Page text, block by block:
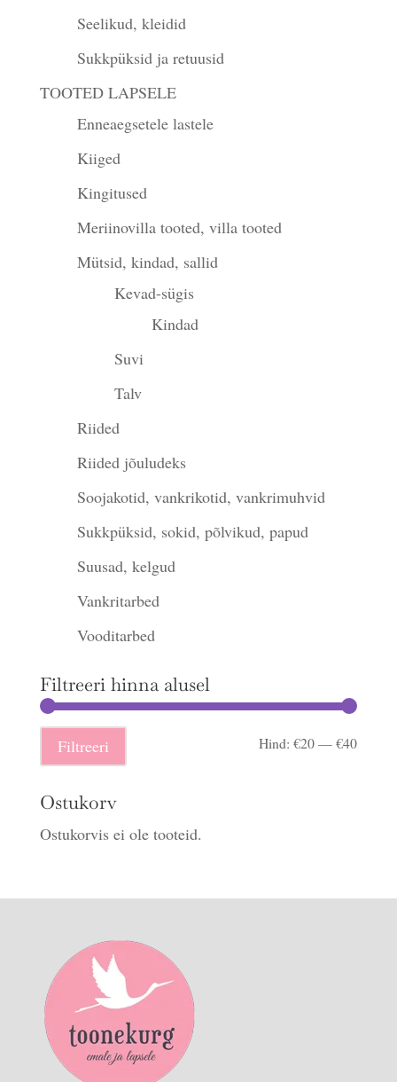
Seelikud, kleidid
Sukkpüksid ja retuusid
TOOTED LAPSELE
Enneaegsetele lastele
Kiiged
Kingitused
Meriinovilla tooted, villa tooted
Mütsid, kindad, sallid
Kevad-sügis
Kindad
Suvi
Talv
Riided
Riided jõuludeks
Soojakotid, vankrikotid, vankrimuhvid
Sukkpüksid, sokid, põlvikud, papud
Suusad, kelgud
Vankritarbed
Vooditarbed
Filtreeri hinna alusel
Filtreeri Hind:€20—€40
Ostukorv
Ostukorvis ei ole tooteid.